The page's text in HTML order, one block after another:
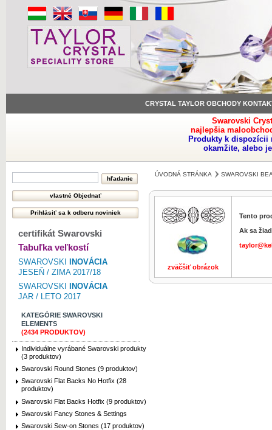
CRYSTAL TAYLOR OBCHODY
Swarovski
najlepšia
Produkty k dispozícii
okamžite, alebo
certifikát Swarovski
Tabuľka veľkostí
SWAROVSKI
INOVÁCIA
JESEŇ / ZIMA 2017/18
SWAROVSKI
INOVÁCIA
JAR / LETO 2017
KATEGÓRIE SWAROVSKI
ELEMENTS
(2434 PRODUKTOV)
Individuálne vyrábané Swarovski produkty
(3 produktov)
Swarovski Round Stones (9 produktov)
Swarovski Flat Backs No Hotfix (28
produktov)
Swarovski Flat Backs Hotfix (9 produktov)
Swarovski Fancy Stones & Settings
Swarovski Sew-on Stones (17 produktov)
ÚVODNÁ STRÁNKA SWAROVSKI
zväčšiť obrázok
Tento
Ak sa